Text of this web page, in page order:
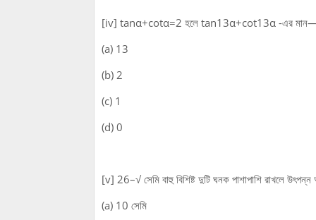
[iv] tanα+cotα=2 হলে tan13α+cot13α -এর
(a) 13
(b) 2
(c) 1
(d) 0
[v] 26–√ সেমি বাহু বিশিষ্ট দুটি ঘনক পাশাপাশি রাখলে
(a) 10 সেমি